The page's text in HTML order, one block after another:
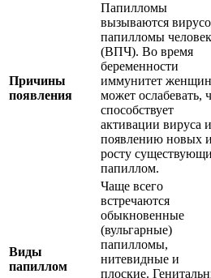
Причины
появления
Папилломы
вызываются
папилломы
(ВПЧ). Во время
беременности
иммунитет
может ослабевать,
способствует
активации вируса и
появлению новых
росту
папиллом.
Виды
папиллом
Чаще всего
встречаются
обыкновенные
(вульгарные)
папилломы,
нитевидные и
плоские.